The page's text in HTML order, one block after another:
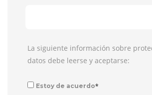
La siguiente información sobre
datos debe leerse y aceptarse:
Estoy de acuerdo*